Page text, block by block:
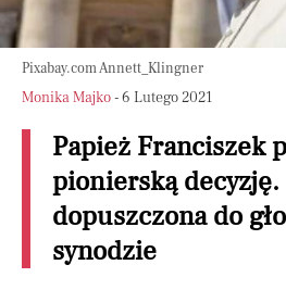
Pixabay.com Annett_Klingner
Monika Majko- 6 Lutego 2021
Papież Franciszek
pionierską
dopuszczona do
synodzie